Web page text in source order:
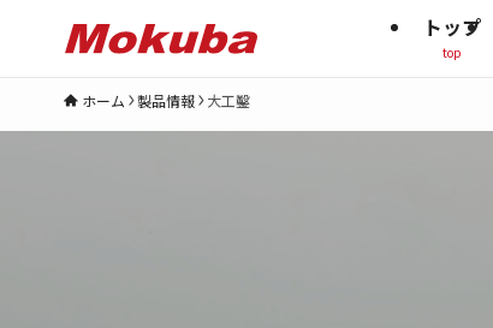
ホーム 製品情報 大工鑿
トップ
top